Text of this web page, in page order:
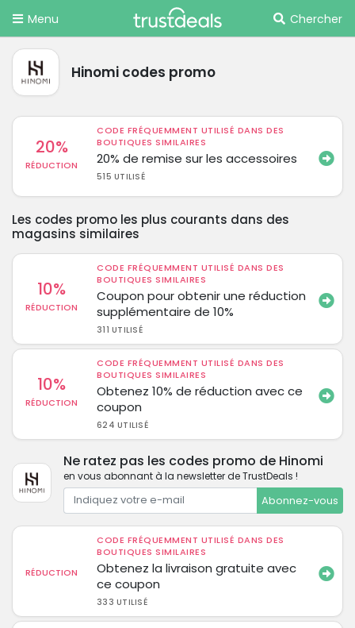
Menu Chercher
Hinomi codes promo
20%
RÉDUCTION
CODE FRÉQUEMMENT UTILISÉ DANS DES
BOUTIQUES SIMILAIRES
20% de remise sur les accessoires
515 UTILISÉ
Les codes promo les plus courants dans des
magasins similaires
10%
RÉDUCTION
CODE FRÉQUEMMENT UTILISÉ DANS DES
BOUTIQUES SIMILAIRES
Coupon pour obtenir une réduction
supplémentaire de 10%
311 UTILISÉ
10%
RÉDUCTION
CODE FRÉQUEMMENT UTILISÉ DANS DES
BOUTIQUES SIMILAIRES
Obtenez 10% de réduction avec ce
coupon
624 UTILISÉ
Ne ratez pas les codes promo de Hinomi
en vous abonnant à la newsletter de TrustDeals !
Abonnez-vous
RÉDUCTION
CODE FRÉQUEMMENT UTILISÉ DANS DES
BOUTIQUES SIMILAIRES
Obtenez la livraison gratuite avec
ce coupon
333 UTILISÉ